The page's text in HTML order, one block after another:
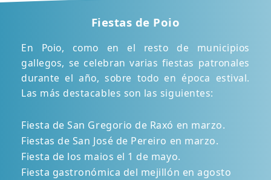
Fiestas de Poio
En Poio, como en el resto de municipios
gallegos, se celebran varias fiestas patronales
durante el año, sobre todo en época estival.
Las más destacables son las siguientes:
Fiesta de San Gregorio de Raxó en marzo.
Fiestas de San José de Pereiro en marzo.
Fiesta de los maios el 1 de mayo.
Fiesta gastronómica del mejillón en agosto